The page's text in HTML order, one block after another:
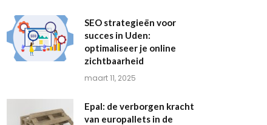
SEO strategieën voor
succes in Uden:
optimaliseer je online
zichtbaarheid
maart 11, 2025
Epal: de verborgen kracht
van europallets in de